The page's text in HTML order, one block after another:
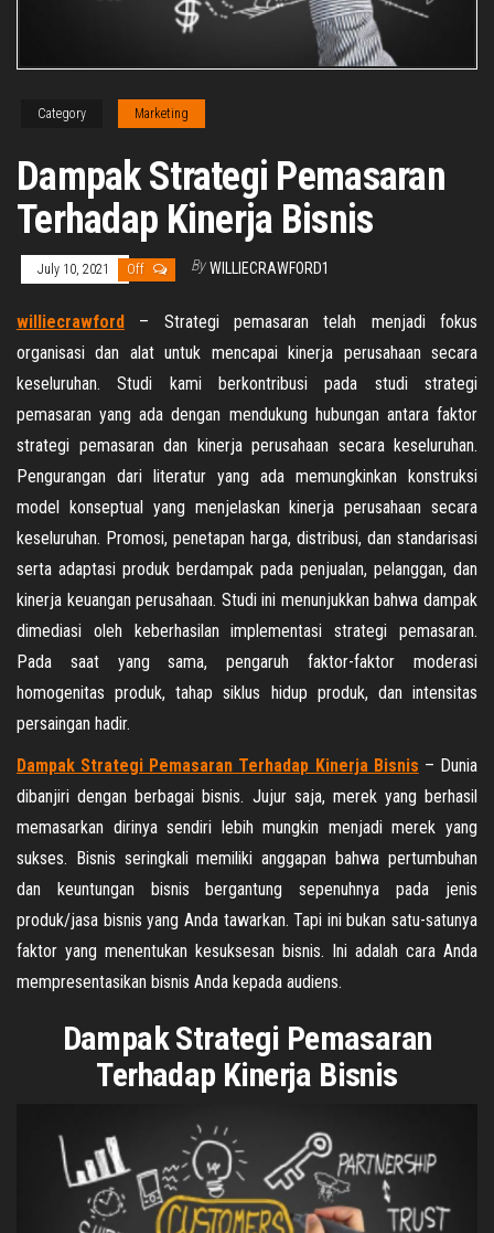
Category Marketing
Dampak Strategi Pemasaran
Terhadap Kinerja Bisnis
July 10, 2021 Off By WILLIECRAWFORD1
williecrawford
– Strategi pemasaran telah menjadi fokus
organisasi dan alat untuk mencapai kinerja perusahaan secara
keseluruhan. Studi kami berkontribusi pada studi strategi
pemasaran yang ada dengan mendukung hubungan antara faktor
strategi pemasaran dan kinerja perusahaan secara keseluruhan.
Pengurangan dari literatur yang ada memungkinkan konstruksi
model konseptual yang menjelaskan kinerja perusahaan secara
keseluruhan. Promosi, penetapan harga, distribusi, dan standarisasi
serta adaptasi produk berdampak pada penjualan, pelanggan, dan
kinerja keuangan perusahaan. Studi ini menunjukkan bahwa dampak
dimediasi oleh keberhasilan implementasi strategi pemasaran.
Pada saat yang sama, pengaruh faktor-faktor moderasi
homogenitas produk, tahap siklus hidup produk, dan intensitas
persaingan hadir.
Dampak Strategi Pemasaran Terhadap Kinerja Bisnis – Dunia
dibanjiri dengan berbagai bisnis. Jujur saja, merek yang berhasil
memasarkan dirinya sendiri lebih mungkin menjadi merek yang
sukses. Bisnis seringkali memiliki anggapan bahwa pertumbuhan
dan keuntungan bisnis bergantung sepenuhnya pada jenis
produk/jasa bisnis yang Anda tawarkan. Tapi ini bukan satu-satunya
faktor yang menentukan kesuksesan bisnis. Ini adalah cara Anda
mempresentasikan bisnis Anda kepada audiens.
Dampak Strategi Pemasaran
Terhadap Kinerja Bisnis